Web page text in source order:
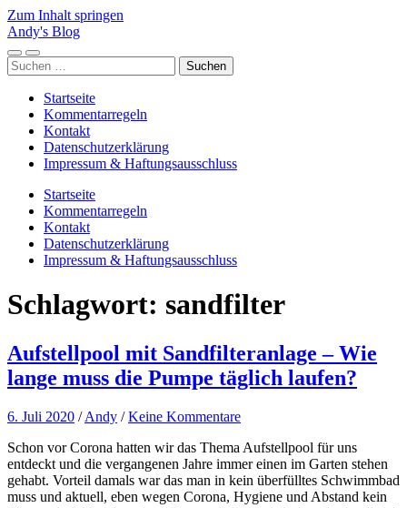
Zum Inhalt springen
Andy's Blog
Mobile-
Menü
Suchfeld
ein-/ausblenden
Suchen
nach:
Startseite
Kommentarregeln
Kontakt
Datenschutzerklärung
Impressum & Haftungsausschluss
Startseite
Kommentarregeln
Kontakt
Datenschutzerklärung
Impressum & Haftungsausschluss
Schlagwort: sandfilter
Aufstellpool mit Sandfilteranlage – Wie
lange muss die Pumpe täglich laufen?
6. Juli 2020 /Andy /Keine Kommentare
Schon vor Corona hatten wir das Thema Aufstellpool für uns
entdeckt und die vergangenen Jahre immer einen im Garten stehen
gehabt. Vorteil damals war das man in kein überfülltes Schwimmbad
muss und aktuell, eben wegen Corona, Hygiene und Abstand kein